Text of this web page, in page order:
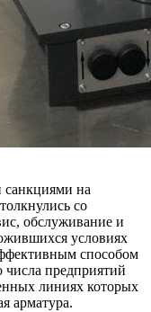
на
со
обслуживание и
условиях
способом
числа предприятий
линиях которых
арматура.